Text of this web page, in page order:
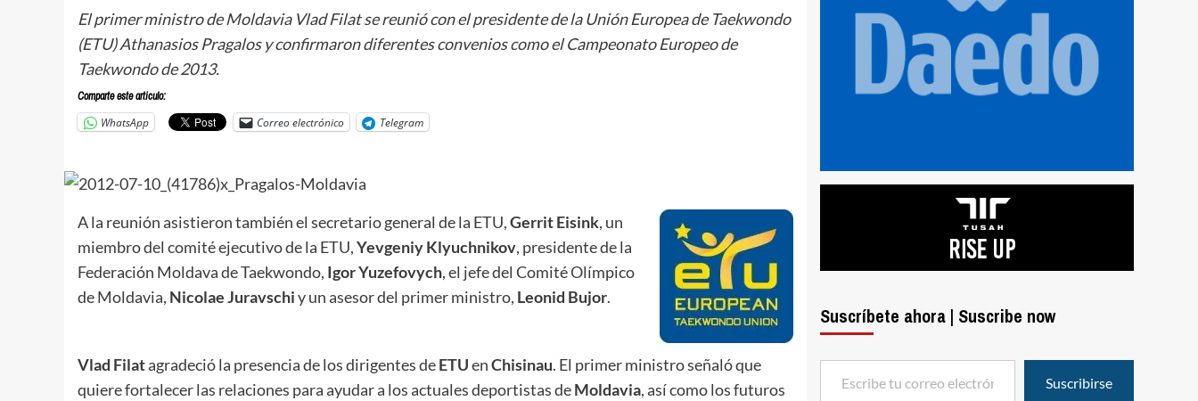
El primer ministro de Moldavia Vlad Filat se reunió con el presidente de la Unión Europea de Taekwondo
(ETU) Athanasios Pragalos y confirmaron diferentes convenios como el Campeonato Europeo de
Taekwondo de 2013.
Comparte este articulo:
WhatsApp Correo electrónico Telegram
A la reunión asistieron también el secretario general de la ETU,Gerrit Eisink, un
miembro del comité ejecutivo de la ETU,Yevgeniy Klyuchnikov, presidente de la
Federación Moldava de Taekwondo, Igor Yuzefovych, el jefe del Comité Olímpico
de Moldavia, Nicolae Juravschiy un asesor del primer ministro, Leonid Bujor.
Vlad Filatagradeció la presencia de los dirigentes deETUenChisinau. El primer ministro señaló que
quiere fortalecer las relaciones para ayudar a los actuales deportistas deMoldavia, así como los futuros
Suscríbete ahora | Suscribe now
Escribe tu correo electrónico…
Suscribirse